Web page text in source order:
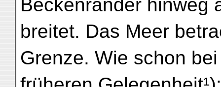
Beckenränder hinweg
breitet. Das Meer
Grenze. Wie schon